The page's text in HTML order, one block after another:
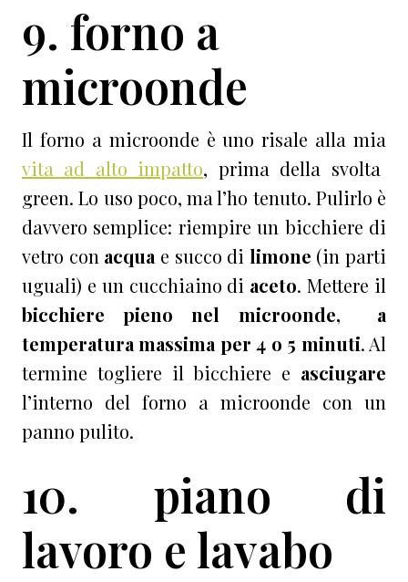
9. forno a
microonde
Il forno a microonde è uno risale alla mia
vita ad alto impatto, prima della svolta
green. Lo uso poco, ma l’ho tenuto. Pulirlo è
davvero semplice: riempire un bicchiere di
vetro con acqua e succo di limone (in parti
uguali) e un cucchiaino di aceto. Mettere il
bicchiere pieno nel microonde, a
temperatura massima per 4 o 5 minuti. Al
termine togliere il bicchiere e asciugare
l’interno del forno a microonde con un
panno pulito.
10. piano di
lavoro e lavabo